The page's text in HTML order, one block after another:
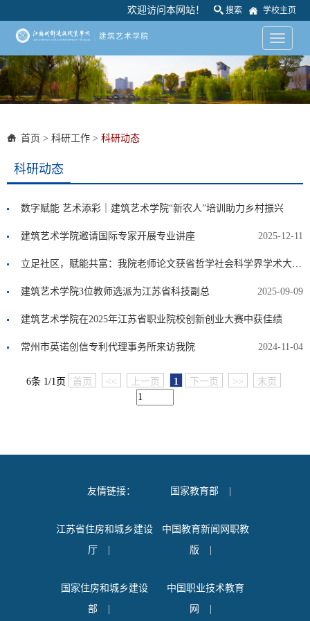
欢迎访问本网站！ 搜索 学校主页
首页 > 科研工作 > 科研动态
科研动态
数字赋能 艺术添彩｜建筑艺术学院“新农人”培训助力乡村振兴
2025-12-11
建筑艺术学院邀请国际专家开展专业讲座 2025-12-11
立足社区，赋能共富：我院老师论文获省哲学社会科学界学术大会优秀论文奖
2025-10-28
建筑艺术学院3位教师选派为江苏省科技副总 2025-09-09
建筑艺术学院在2025年江苏省职业院校创新创业大赛中获佳绩
2025-09-04
常州市英诺创信专利代理事务所来访我院 2024-11-04
6条 1/1页 首页 << 上一页 1 下一页 >> 末页
友情链接： 国家教育部
江苏省住房和城乡建设
厅
中国教育新闻网职教
版
国家住房和城乡建设
部
中国职业技术教育
网